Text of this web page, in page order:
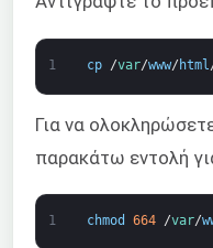
1 cp /var/www/ html
Για να
παρακάτω εντολή
1 chmod 664 /var/